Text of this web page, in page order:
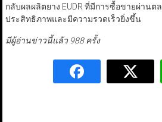
กลับผลผลิตยาง EUDR ที่มีการซื้อขายผ่านต
ประสิทธิภาพและมีความรวดเร็วยิ่งขึ้น
มีผู้อ่านข่าวนี้แล้ว 988 ครั้ง